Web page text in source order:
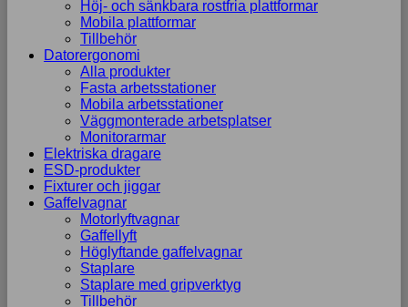
Höj- och sänkbara rostfria plattformar
Mobila plattformar
Tillbehör
Datorergonomi
Alla produkter
Fasta arbetsstationer
Mobila arbetsstationer
Väggmonterade arbetsplatser
Monitorarmar
Elektriska dragare
ESD-produkter
Fixturer och jiggar
Gaffelvagnar
Motorlyftvagnar
Gaffellyft
Höglyftande gaffelvagnar
Staplare
Staplare med gripverktyg
Tillbehör
hemsidan.
Marknadsföring
Genom att dela
med dig av dina
intressen och ditt
beteende när du
surfar ökar du
chansen att få se
personligt
anpassat
innehåll och
erbjudanden.